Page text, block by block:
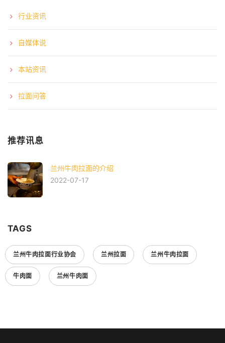
行业资讯
自媒体说
本站资讯
拉面问答
推荐讯息
兰州牛肉拉面的介绍
2022-07-17
TAGS
兰州牛肉拉面行业协会 兰州拉面 兰州牛肉拉面
牛肉面 兰州牛肉面